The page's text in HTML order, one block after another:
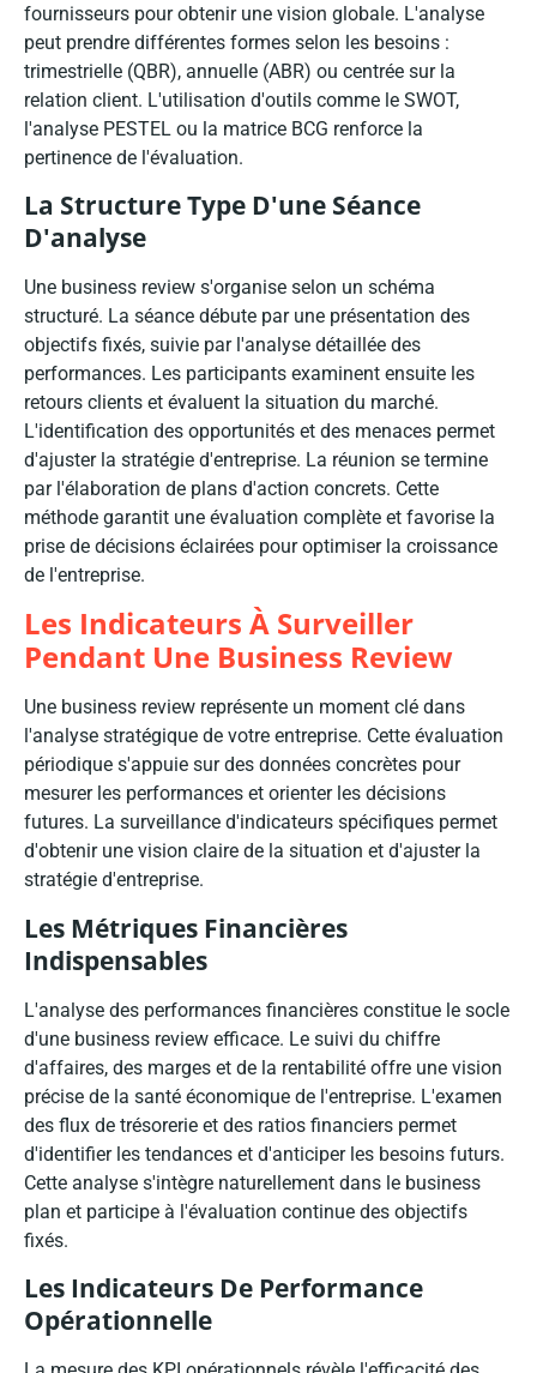
fournisseurs pour obtenir une vision globale. L'analyse
peut prendre différentes formes selon les besoins :
trimestrielle (QBR), annuelle (ABR) ou centrée sur la
relation client. L'utilisation d'outils comme le SWOT,
l'analyse PESTEL ou la matrice BCG renforce la
pertinence de l'évaluation.
La Structure Type D'une Séance
D'analyse
Une business review s'organise selon un schéma
structuré. La séance débute par une présentation des
objectifs fixés, suivie par l'analyse détaillée des
performances. Les participants examinent ensuite les
retours clients et évaluent la situation du marché.
L'identification des opportunités et des menaces permet
d'ajuster la stratégie d'entreprise. La réunion se termine
par l'élaboration de plans d'action concrets. Cette
méthode garantit une évaluation complète et favorise la
prise de décisions éclairées pour optimiser la croissance
de l'entreprise.
Les Indicateurs À Surveiller
Pendant Une Business Review
Une business review représente un moment clé dans
l'analyse stratégique de votre entreprise. Cette évaluation
périodique s'appuie sur des données concrètes pour
mesurer les performances et orienter les décisions
futures. La surveillance d'indicateurs spécifiques permet
d'obtenir une vision claire de la situation et d'ajuster la
stratégie d'entreprise.
Les Métriques Financières
Indispensables
L'analyse des performances financières constitue le socle
d'une business review efficace. Le suivi du chiffre
d'affaires, des marges et de la rentabilité offre une vision
précise de la santé économique de l'entreprise. L'examen
des flux de trésorerie et des ratios financiers permet
d'identifier les tendances et d'anticiper les besoins futurs.
Cette analyse s'intègre naturellement dans le business
plan et participe à l'évaluation continue des objectifs
fixés.
Les Indicateurs De Performance
Opérationnelle